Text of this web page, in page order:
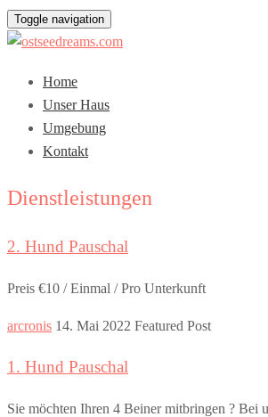
Toggle navigation
Home
Unser Haus
Umgebung
Kontakt
Dienstleistungen
2. Hund Pauschal
Preis €10 / Einmal / Pro Unterkunft
arcronis 14. Mai 2022 Featured Post
1. Hund Pauschal
Sie möchten Ihren 4 Beiner mitbringen ? Bei